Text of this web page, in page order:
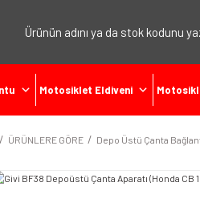
Motosiklet Eldiveni
ÜRÜNLERE GÖRE Depo Üstü Çanta